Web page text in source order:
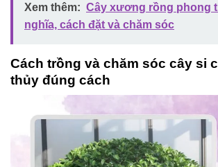
Xem thêm: Cây xương rồng phong
nghĩa, cách đặt và chăm sóc
Cách trồng và chăm sóc cây si
thủy đúng cách